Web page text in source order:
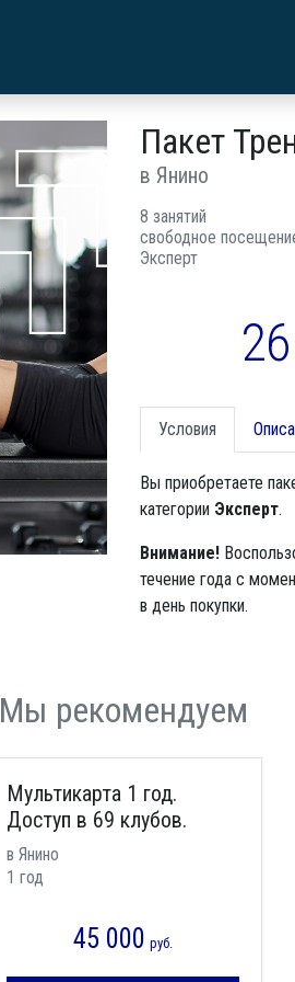
Пакет
в Янино
8 занятий
свободное
Эксперт
Условия
Вы приобретаете
категории Эксперт.
Внимание!
течение года с
в день покупки.
Мы рекомендуем
Мультикарта 1 год.
Доступ в 69 клубов.
в Янино
1 год
45 000 руб.